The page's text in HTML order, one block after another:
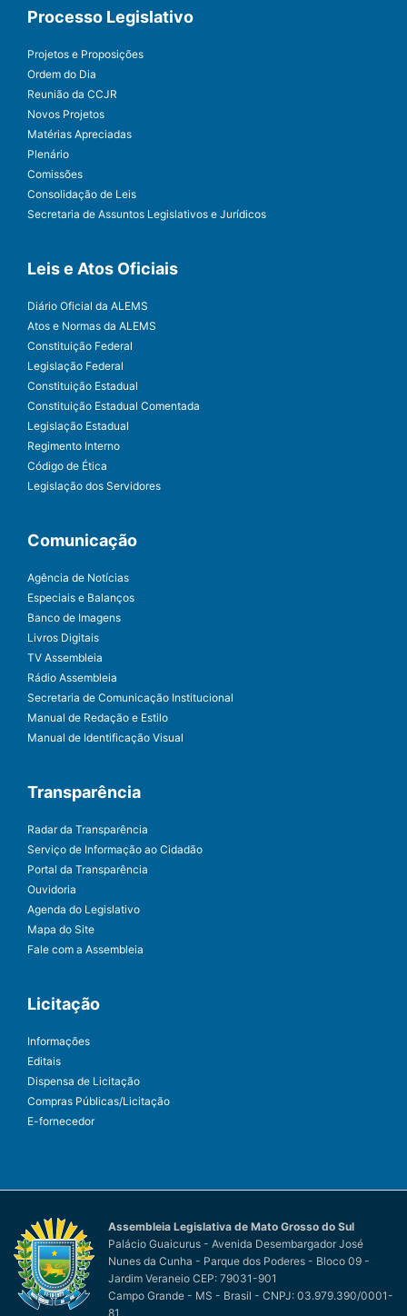
Processo Legislativo
Projetos e Proposições
Ordem do Dia
Reunião da CCJR
Novos Projetos
Matérias Apreciadas
Plenário
Comissões
Consolidação de Leis
Secretaria de Assuntos Legislativos e Jurídicos
Leis e Atos Oficiais
Diário Oficial da ALEMS
Atos e Normas da ALEMS
Constituição Federal
Legislação Federal
Constituição Estadual
Constituição Estadual Comentada
Legislação Estadual
Regimento Interno
Código de Ética
Legislação dos Servidores
Comunicação
Agência de Notícias
Especiais e Balanços
Banco de Imagens
Livros Digitais
TV Assembleia
Rádio Assembleia
Secretaria de Comunicação Institucional
Manual de Redação e Estilo
Manual de Identificação Visual
Transparência
Radar da Transparência
Serviço de Informação ao Cidadão
Portal da Transparência
Ouvidoria
Agenda do Legislativo
Mapa do Site
Fale com a Assembleia
Licitação
Informações
Editais
Dispensa de Licitação
Compras Públicas/Licitação
E-fornecedor
Assembleia Legislativa de Mato Grosso do Sul
Palácio Guaicurus - Avenida Desembargador José
Nunes da Cunha - Parque dos Poderes - Bloco 09 -
Jardim Veraneio CEP: 79031-901
Campo Grande - MS - Brasil - CNPJ: 03.979.390/0001-
81